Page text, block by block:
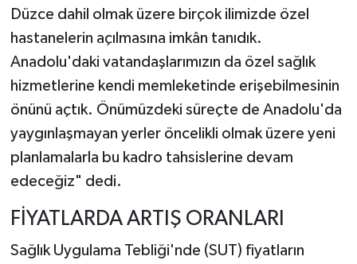
Düzce dahil olmak üzere birçok ilimizde özel
hastanelerin açılmasına imkân tanıdık.
Anadolu'daki vatandaşlarımızın da özel sağlık
hizmetlerine kendi memleketinde erişebilmesinin
önünü açtık. Önümüzdeki süreçte de Anadolu'da
yaygınlaşmayan yerler öncelikli olmak üzere yeni
planlamalarla bu kadro tahsislerine devam
edeceğiz" dedi.
FİYATLARDA ARTIŞ ORANLARI
Sağlık Uygulama Tebliği'nde (SUT) fiyatların